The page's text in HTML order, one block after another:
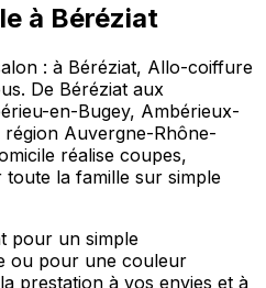
à Béréziat
: à Béréziat, Allo-coiffure
De Béréziat aux
en-Bugey, Ambérieux-
Auvergne-Rhône-
réalise coupes,
la famille sur simple
pour un simple
ou pour une couleur
prestation à vos envies et à